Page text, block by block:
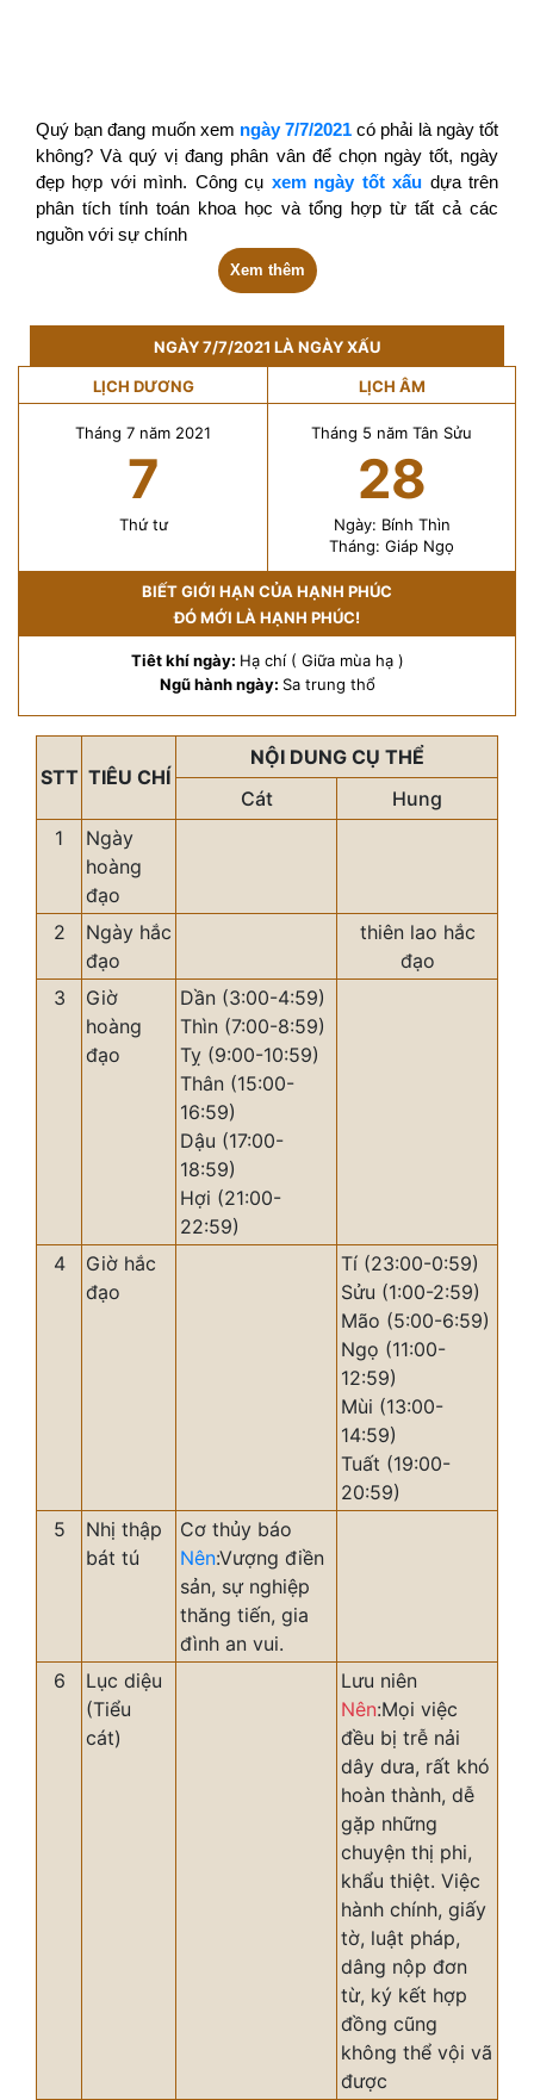
Quý bạn đang muốn xem ngày 7/7/2021 có phải là ngày tốt
không? Và quý vị đang phân vân để chọn ngày tốt, ngày
đẹp hợp với mình. Công cụ xem ngày tốt xấu dựa trên
phân tích tính toán khoa học và tổng hợp từ tất cả các
nguồn với sự chính
Xem thêm
NGÀY 7/7/2021 LÀ NGÀY XẤU
LỊCH DƯƠNG LỊCH ÂM
Tháng 7 năm 2021
7
Thứ tư
Tháng 5 năm Tân Sửu
28
Ngày: Bính Thìn
Tháng: Giáp Ngọ
BIẾT GIỚI HẠN CỦA HẠNH PHÚC
ĐÓ MỚI LÀ HẠNH PHÚC!
Tiêt khí ngày: Hạ chí ( Giữa mùa hạ )
Ngũ hành ngày: Sa trung thổ
STT TIÊU CHÍ
NỘI DUNG CỤ THỂ
Cát
Hung
1
Ngày
hoàng
đạo
2
Ngày hắc
đạo
thiên lao hắc
đạo
3
Giờ
hoàng
đạo
Dần (3:00-4:59)
Thìn (7:00-8:59)
Tỵ (9:00-10:59)
Thân (15:00-
16:59)
Dậu (17:00-
18:59)
Hợi (21:00-
22:59)
4
Giờ hắc
đạo
Tí (23:00-0:59)
Sửu (1:00-2:59)
Mão (5:00-6:59)
Ngọ (11:00-
12:59)
Mùi (13:00-
14:59)
Tuất (19:00-
20:59)
5
Nhị thập
bát tú
Cơ thủy báo
Nên:Vượng điền
sản, sự nghiệp
thăng tiến, gia
đình an vui.
6
Lục diệu
(Tiểu
cát)
Lưu niên
Nên:Mọi việc
đều bị trễ nải
dây dưa, rất khó
hoàn thành, dễ
gặp những
chuyện thị phi,
khẩu thiệt. Việc
hành chính, giấy
tờ, luật pháp,
dâng nộp đơn
từ, ký kết hợp
đồng cũng
không thể vội vã
được